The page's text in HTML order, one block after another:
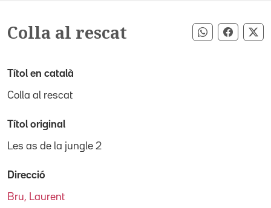
Colla al rescat Compartir
Títol en català
Colla al rescat
Títol original
Les as de la jungle 2
Direcció
Bru, Laurent